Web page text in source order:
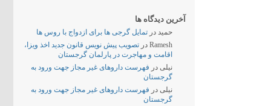
آخرین دیدگاه ها
حمید در تمایل گرجی ها برای ازدواج با روس ها
Ramesh در تصویب پیش نویس قانون جدید اخذ ویزا،
اقامت و مهاجرت در پارلمان گرجستان
نیلی در فهرست داروهای غیر مجاز جهت ورود به
گرجستان
نیلی در فهرست داروهای غیر مجاز جهت ورود به
گرجستان